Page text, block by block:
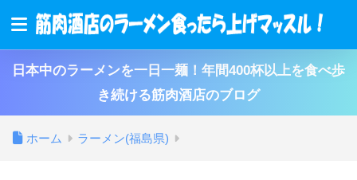
日本中のラーメンを一日一麺！年間400杯以上を食べ歩
き続ける筋肉酒店のブログ
ホーム ラーメン(福島県)